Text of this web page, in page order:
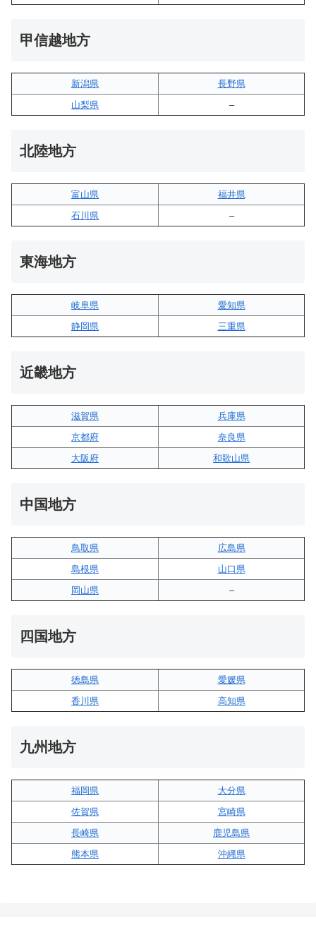
甲信越地方
新潟県
長野県
山梨県
–
北陸地方
富山県
福井県
石川県
–
東海地方
岐阜県
愛知県
静岡県
三重県
近畿地方
滋賀県
兵庫県
京都府
奈良県
大阪府
和歌山県
中国地方
鳥取県
広島県
島根県
山口県
岡山県
–
四国地方
徳島県
愛媛県
香川県
高知県
九州地方
福岡県
大分県
佐賀県
宮崎県
長崎県
鹿児島県
熊本県
沖縄県